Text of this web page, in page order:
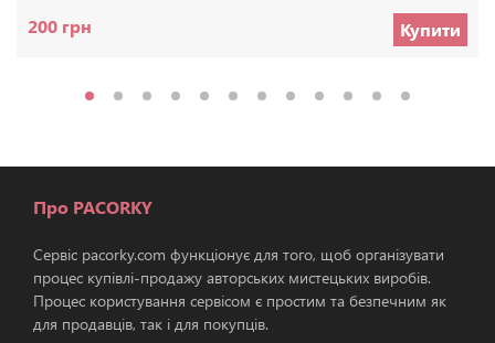
200 грн Купити
Про PACORKY
Сервіс pacorky.com функціонує для того, щоб організувати
процес купівлі-продажу авторських мистецьких виробів.
Процес користування сервісом є простим та безпечним як
для продавців, так і для покупців.